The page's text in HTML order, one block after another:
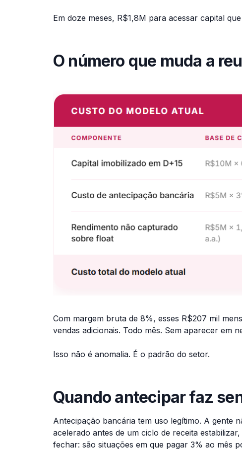
Em doze meses, R$1,8M para acessar capital
O número que muda a
Com margem bruta de 8%, esses R$207 mil
vendas adicionais. Todo mês. Sem aparecer em
Isso não é anomalia. É o padrão do setor.
Quando antecipar faz
Antecipação bancária tem uso legítimo. A gente
acelerado antes de um ciclo de receita
fechar: são situações em que pagar 3% ao mês